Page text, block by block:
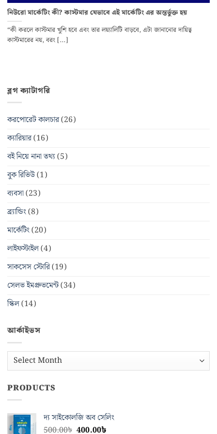
নিউরো মার্কেটিং কী? কাস্টমার যেভাবে এই মার্কেটিং এর অন্তর্ভুক্ত হয়
“কী করলে কাস্টমার খুশি হবে এবং তার লয়্যালিটি বাড়বে, এটা জানানোর দায়িত্ব
কাস্টমারের নয়, বরং [...]
ব্লগ ক্যাটাগরি
করপোরেট কালচার(26)
ক্যারিয়ার(16)
বই নিয়ে নানা তথ্য(5)
বুক রিভিউ(1)
ব্যবসা(23)
ব্র্যান্ডিং(8)
মার্কেটিং(20)
লাইফস্টাইল(4)
সাকসেস স্টোরি(19)
সেলভ ইমপ্রুভমেন্ট(34)
স্কিল(14)
আর্কাইভস
আর্কাইভস
PRODUCTS
দ্য সাইকোলজি অব সেলিং
500.00৳ Original
400.00৳Current